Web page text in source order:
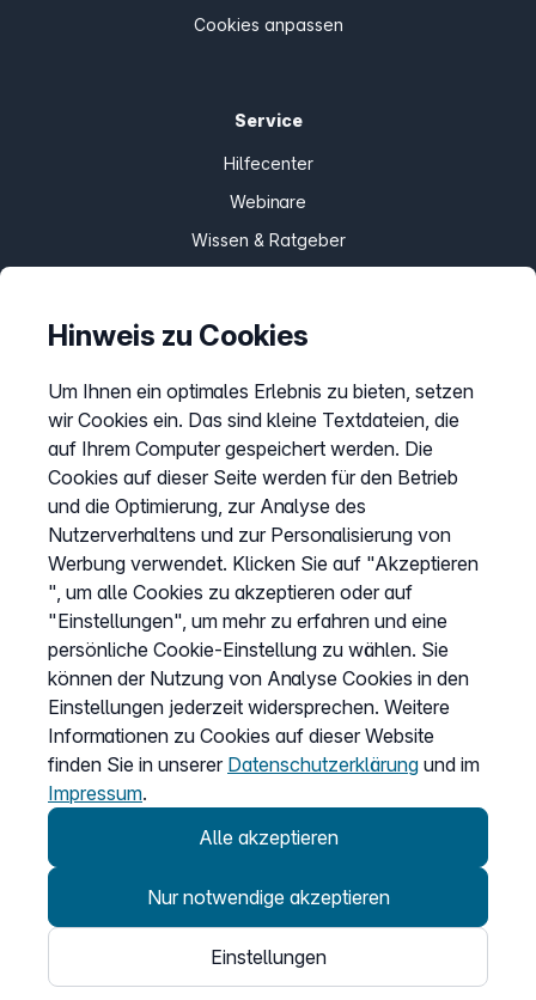
Cookies anpassen
Service
Hilfecenter
Webinare
Wissen & Ratgeber
Kündigung
Kundenportal Login
Vertrag widerrufen
Easybell-App
Anleitung
Easybell - eine Marke der Dstny-Gruppe
Hinweis zu Cookies
Um Ihnen ein optimales Erlebnis zu bieten, setzen
wir Cookies ein. Das sind kleine Textdateien, die
auf Ihrem Computer gespeichert werden. Die
Cookies auf dieser Seite werden für den Betrieb
und die Optimierung, zur Analyse des
Nutzerverhaltens und zur Personalisierung von
Werbung verwendet. Klicken Sie auf "Akzeptieren
", um alle Cookies zu akzeptieren oder auf
"Einstellungen", um mehr zu erfahren und eine
persönliche Cookie-Einstellung zu wählen. Sie
können der Nutzung von Analyse Cookies in den
Einstellungen jederzeit widersprechen. Weitere
Informationen zu Cookies auf dieser Website
finden Sie in unserer Datenschutzerklärung und im
Impressum.
Alle akzeptieren
Nur notwendige akzeptieren
Einstellungen